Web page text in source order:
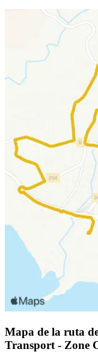
Mapa de la ruta
Transport - Zone